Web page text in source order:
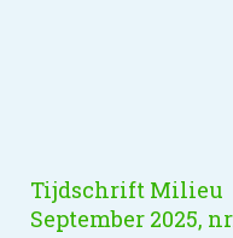
Tijdschrift Milieu
September 2025,